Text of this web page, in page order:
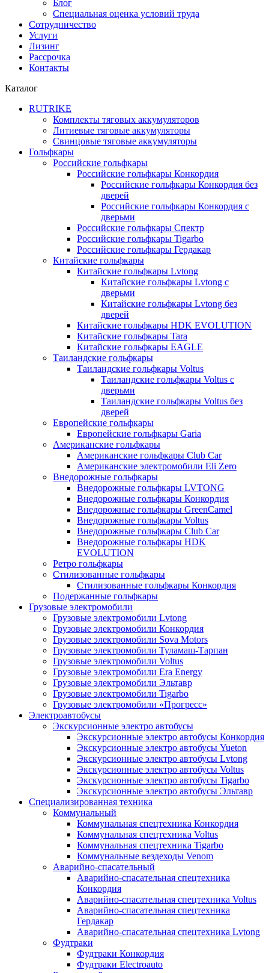
Блог
Специальная оценка условий труда
Сотрудничество
Услуги
Лизинг
Рассрочка
Контакты
Каталог
RUTRIKE
Комплекты тяговых аккумуляторов
Литиевые тяговые аккумуляторы
Свинцовые тяговые аккумуляторы
Гольфкары
Российские гольфкары
Российские гольфкары Конкордия
Российские гольфкары Конкордия без
дверей
Российские гольфкары Конкордия с
дверьми
Российские гольфкары Спектр
Российские гольфкары Tigarbo
Российские гольфкары Гердакар
Китайские гольфкары
Китайские гольфкары Lvtong
Китайские гольфкары Lvtong с
дверьми
Китайские гольфкары Lvtong без
дверей
Китайские гольфкары HDK EVOLUTION
Китайские гольфкары Tara
Китайские гольфкары EAGLE
Таиландские гольфкары
Таиландские гольфкары Voltus
Таиландские гольфкары Voltus с
дверьми
Таиландские гольфкары Voltus без
дверей
Европейские гольфкары
Европейские гольфкары Garia
Американские гольфкары
Американские гольфкары Club Car
Американские электромобили Eli Zero
Внедорожные гольфкары
Внедорожные гольфкары LVTONG
Внедорожные гольфкары Конкордия
Внедорожные гольфкары GreenCamel
Внедорожные гольфкары Voltus
Внедорожные гольфкары Club Car
Внедорожные гольфкары HDK
EVOLUTION
Ретро гольфкары
Стилизованные гольфкары
Стилизованные гольфкары Конкордия
Подержанные гольфкары
Грузовые электромобили
Грузовые электромобили Lvtong
Грузовые электромобили Конкордия
Грузовые электромобили Sova Motors
Грузовые электромобили Туламаш-Тарпан
Грузовые электромобили Voltus
Грузовые электромобили Era Energy
Грузовые электромобили Эльтавр
Грузовые электромобили Tigarbo
Грузовые электромобили «Прогресс»
Электроавтобусы
Экскурсионные электро автобусы
Экскурсионные электро автобусы Конкордия
Экскурсионные электро автобусы Yueton
Экскурсионные электро автобусы Lvtong
Экскурсионные электро автобусы Voltus
Экскурсионные электро автобусы Tigarbo
Экскурсионные электро автобусы Эльтавр
Специализированная техника
Коммунальный
Коммунальная спецтехника Конкордия
Коммунальная спецтехника Voltus
Коммунальная спецтехника Tigarbo
Коммунальные вездеходы Venom
Аварийно-спасательный
Аварийно-спасательная спецтехника
Конкордия
Аварийно-спасательная спецтехника Voltus
Аварийно-спасательная спецтехника
Гердакар
Аварийно-спасательная спецтехника Lvtong
Фудтраки
Фудтраки Конкордия
Фудтраки Electroauto